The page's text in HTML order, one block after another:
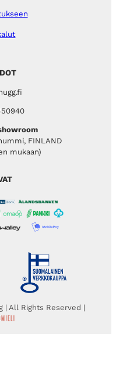
FINLAND
mukaan)
| All Rights Reserved |